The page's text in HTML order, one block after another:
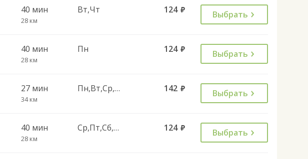
40 мин
28 км
Вт,Чт 124 руб. Выбрать
40 мин
28 км
Пн 124 руб. Выбрать
27 мин
34 км
Пн,Вт,Ср,Чт,Пт 142 руб. Выбрать
40 мин
28 км
Ср,Пт,Сб,Вс 124 руб. Выбрать